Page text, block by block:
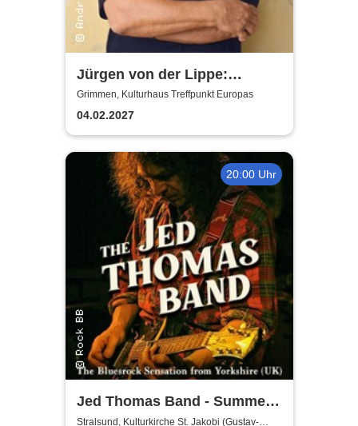
Jürgen von der Lippe:
Sextextsextett - Comedy-
Lesung
Grimmen, Kulturhaus Treffpunkt Europas
04.02.2027
20:00 Uhr
Jed Thomas Band - Summer
Tour 2026
Stralsund, Kulturkirche St. Jakobi (Gustav-